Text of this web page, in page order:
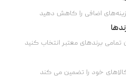
اضافی را کاهش دهید
برندهای معتبر انتخاب کنید
خود را تضمین می کند